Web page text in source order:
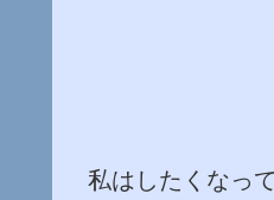
私はしたくなっ